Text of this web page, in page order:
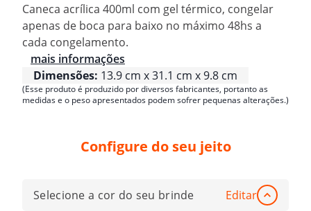
Caneca acrílica 400ml com gel térmico, congelar
apenas de boca para baixo no máximo 48hs a
cada congelamento.
mais informações
Dimensões: 13.9 cm x 31.1 cm x 9.8 cm
(Esse produto é produzido por diversos fabricantes, portanto as
medidas e o peso apresentados podem sofrer pequenas alterações.)
Configure do seu jeito
Selecione a cor do seu brinde Editar